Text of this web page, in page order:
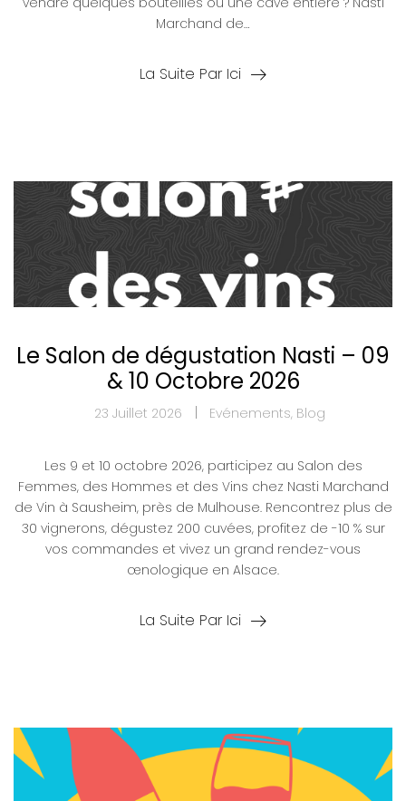
Marchand de…
La Suite Par Ici
Le Salon de dégustation Nasti – 09
& 10 Octobre 2026
23 Juillet 2026 Evénements, Blog
Les 9 et 10 octobre 2026, participez au Salon des
Femmes, des Hommes et des Vins chez Nasti Marchand
de Vin à Sausheim, près de Mulhouse. Rencontrez plus de
30 vignerons, dégustez 200 cuvées, profitez de -10 % sur
vos commandes et vivez un grand rendez-vous
œnologique en Alsace.
La Suite Par Ici